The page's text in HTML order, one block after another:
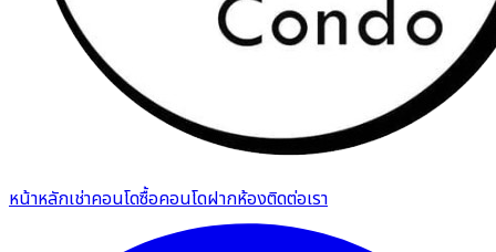
หน้าหลักเช่าคอนโดซื้อคอนโดฝากห้องติดต่อเรา